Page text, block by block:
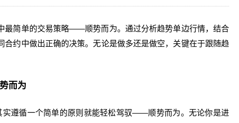
最简单的交易策略——顺势而为。通过分析趋势单边行情，结合
合约中做出正确的决策。无论是做多还是做空，关键在于跟随趋
而为
遵循一个简单的原则就能轻松驾驭——顺势而为。无论你是进